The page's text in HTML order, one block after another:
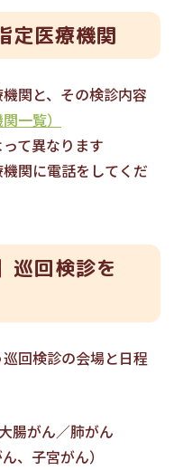
定医療機関
関と、その検診内容
一覧）
て異なります
関に電話をしてくだ
巡回検診を
回検診の会場と日程
腸がん／肺がん
、子宮がん）